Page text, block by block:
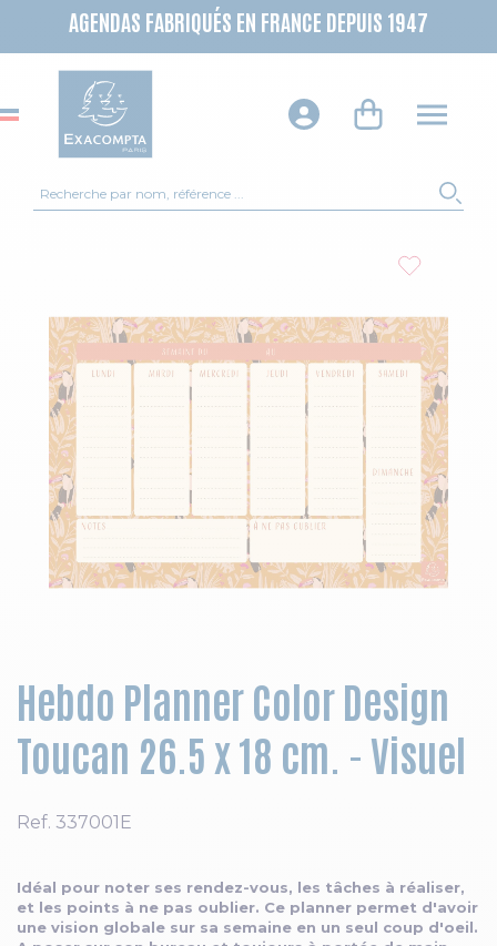
AGENDAS FABRIQUÉS EN FRANCE DEPUIS 1947
Hebdo Planner Color Design
Toucan 26.5 x 18 cm. - Visuel
Ref. 337001E
Idéal pour noter ses rendez-vous, les tâches à réaliser,
et les points à ne pas oublier. Ce planner permet d'avoir
une vision globale sur sa semaine en un seul coup d'oeil.